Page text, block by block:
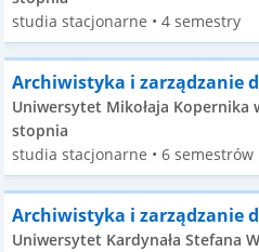
studia stacjonarne • 4 semestry
Archiwistyka i zarządzanie
Uniwersytet Mikołaja Kopernika
stopnia
studia stacjonarne • 6 semestrów
Archiwistyka i zarządzanie
Uniwersytet Kardynała Stefana